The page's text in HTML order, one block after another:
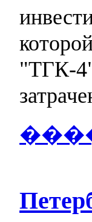
"ТГК-